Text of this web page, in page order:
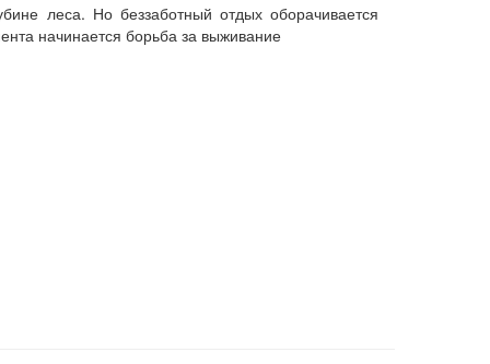
леса. Но беззаботный отдых оборачивается
начинается борьба за выживание